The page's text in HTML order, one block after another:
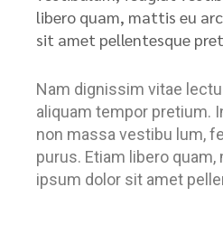
libero quam, mattis eu
sit amet pellentesque
Nam dignissim vitae
aliquam tempor pretium.
non massa vestibu lum,
purus. Etiam libero
ipsum dolor sit amet